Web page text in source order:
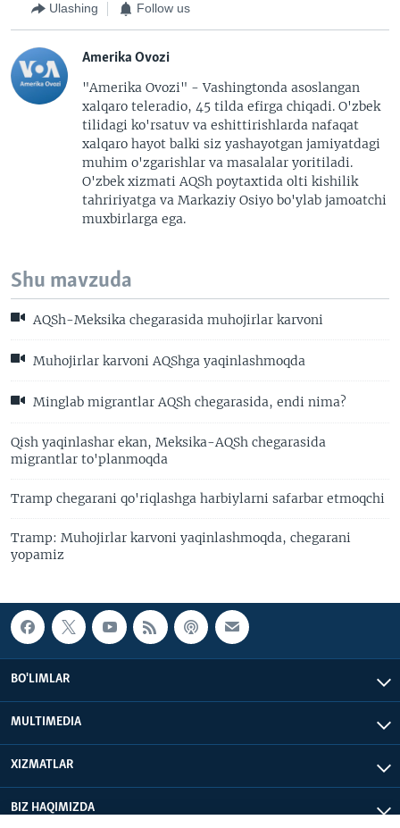
Ulashing Follow us
Amerika Ovozi
"Amerika Ovozi" - Vashingtonda asoslangan
xalqaro teleradio, 45 tilda efirga chiqadi. O'zbek
tilidagi ko'rsatuv va eshittirishlarda nafaqat
xalqaro hayot balki siz yashayotgan jamiyatdagi
muhim o'zgarishlar va masalalar yoritiladi.
O'zbek xizmati AQSh poytaxtida olti kishilik
tahririyatga va Markaziy Osiyo bo'ylab jamoatchi
muxbirlarga ega.
Shu mavzuda
AQSh-Meksika chegarasida muhojirlar karvoni
Muhojirlar karvoni AQShga yaqinlashmoqda
Minglab migrantlar AQSh chegarasida, endi nima?
Qish yaqinlashar ekan, Meksika-AQSh chegarasida
migrantlar to'planmoqda
Tramp chegarani qo'riqlashga harbiylarni safarbar etmoqchi
Tramp: Muhojirlar karvoni yaqinlashmoqda, chegarani
yopamiz
BO'LIMLAR
MULTIMEDIA
XIZMATLAR
BIZ HAQIMIZDA